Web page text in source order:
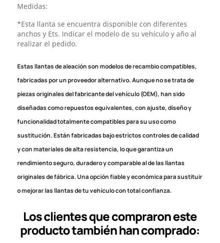
Medidas:
*Esta llanta se encuentra disponible con diferentes
anchos y Ets. Indicar el modelo de su vehículo y año al
realizar el pedido.
Estas llantas de aleación son modelos de recambio compatibles,
fabricadas por un proveedor alternativo. Aunque no se trata de
piezas originales del fabricante del vehículo (OEM), han sido
diseñadas como repuestos equivalentes, con ajuste, diseño y
funcionalidad totalmente compatibles para su uso como
sustitución. Están fabricadas bajo estrictos controles de calidad
y con materiales de alta resistencia, lo que garantiza un
rendimiento seguro, duradero y comparable al de las llantas
originales de fábrica. Una opción fiable y económica para sustituir
o mejorar las llantas de tu vehículo con total confianza.
Los clientes que compraron este
producto también han comprado: